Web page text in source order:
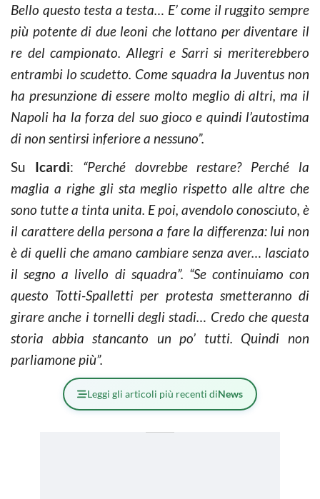
Bello questo testa a testa… E’ come il ruggito sempre
più potente di due leoni che lottano per diventare il
re del campionato. Allegri e Sarri si meriterebbero
entrambi lo scudetto. Come squadra la Juventus non
ha presunzione di essere molto meglio di altri, ma il
Napoli ha la forza del suo gioco e quindi l’autostima
di non sentirsi inferiore a nessuno”.
Su Icardi: “Perché dovrebbe restare? Perché la
maglia a righe gli sta meglio rispetto alle altre che
sono tutte a tinta unita. E poi, avendolo conosciuto, è
il carattere della persona a fare la differenza: lui non
è di quelli che amano cambiare senza aver… lasciato
il segno a livello di squadra”. “Se continuiamo con
questo Totti-Spalletti per protesta smetteranno di
girare anche i tornelli degli stadi… Credo che questa
storia abbia stancanto un po’ tutti. Quindi non
parliamone più”.
Leggi gli articoli più recenti diNews